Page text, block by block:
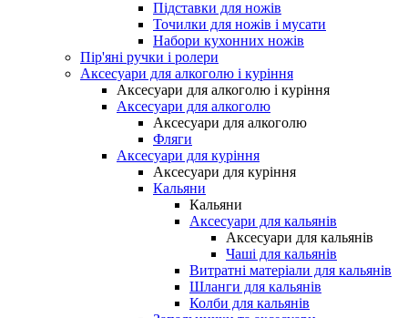
Підставки для ножів
Точилки для ножів і мусати
Набори кухонних ножів
Пір'яні ручки і ролери
Аксесуари для алкоголю і куріння
Аксесуари для алкоголю і куріння
Аксесуари для алкоголю
Аксесуари для алкоголю
Фляги
Аксесуари для куріння
Аксесуари для куріння
Кальяни
Кальяни
Аксесуари для кальянів
Аксесуари для кальянів
Чаші для кальянів
Витратні матеріали для кальянів
Шланги для кальянів
Колби для кальянів